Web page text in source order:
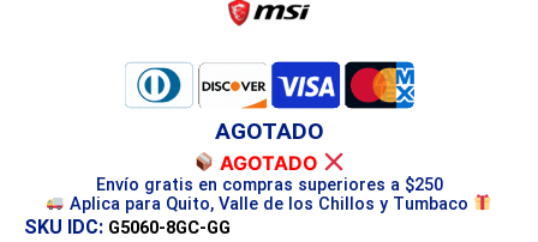
AGOTADO
AGOTADO
Envío gratis en compras superiores a $250
Aplica para Quito, Valle de los Chillos y Tumbaco
SKU IDC: G5060-8GC-GG